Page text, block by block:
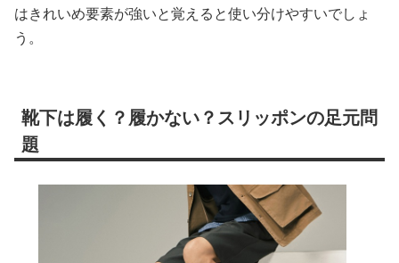
はきれいめ要素が強いと覚えると使い分けやすいでしょ
う。
靴下は履く？履かない？スリッポンの足元問
題